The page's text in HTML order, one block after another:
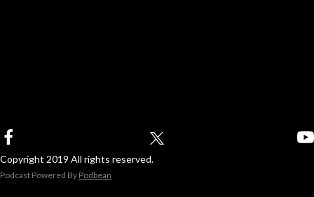
Copyright 2019 All rights reserved.
Podcast Powered By Podbean